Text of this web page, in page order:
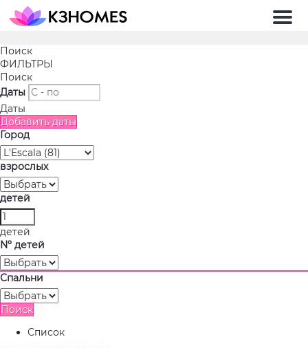
Поиск
ФИЛЬТРЫ
Поиск
Даты
Даты
Добавить даты
Город
взрослых
детей
детей
Nº детей
Спальни
Поиск
Список